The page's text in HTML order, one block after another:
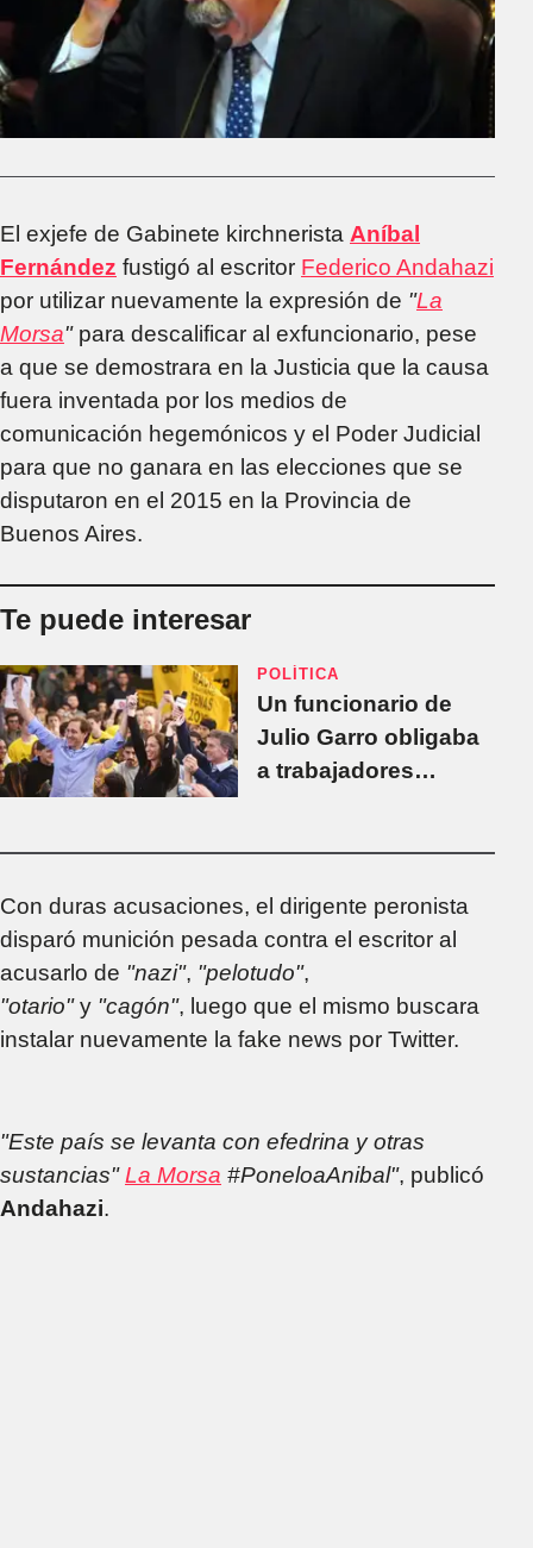
El exjefe de Gabinete kirchnerista Aníbal
Fernández fustigó al escritor Federico Andahazi
por utilizar nuevamente la expresión de "La
Morsa"para descalificar al exfuncionario, pese
a que se demostrara en la Justicia que la causa
fuera inventada por los medios de
comunicación hegemónicos y el Poder Judicial
para que no ganara en las elecciones que se
disputaron en el 2015 en la Provincia de
Buenos Aires.
Te puede interesar
POLÍTICA
Un funcionario de
Julio Garro obligaba
a trabajadores
Con duras acusaciones, el dirigente peronista
disparó munición pesada contra el escritor al
acusarlo de "nazi", "pelotudo",
"otario"y "cagón", luego que el mismo buscara
instalar nuevamente la fake news por Twitter.
"Este país se levanta con efedrina y otras
sustancias"La Morsa #PoneloaAnibal", publicó
Andahazi.